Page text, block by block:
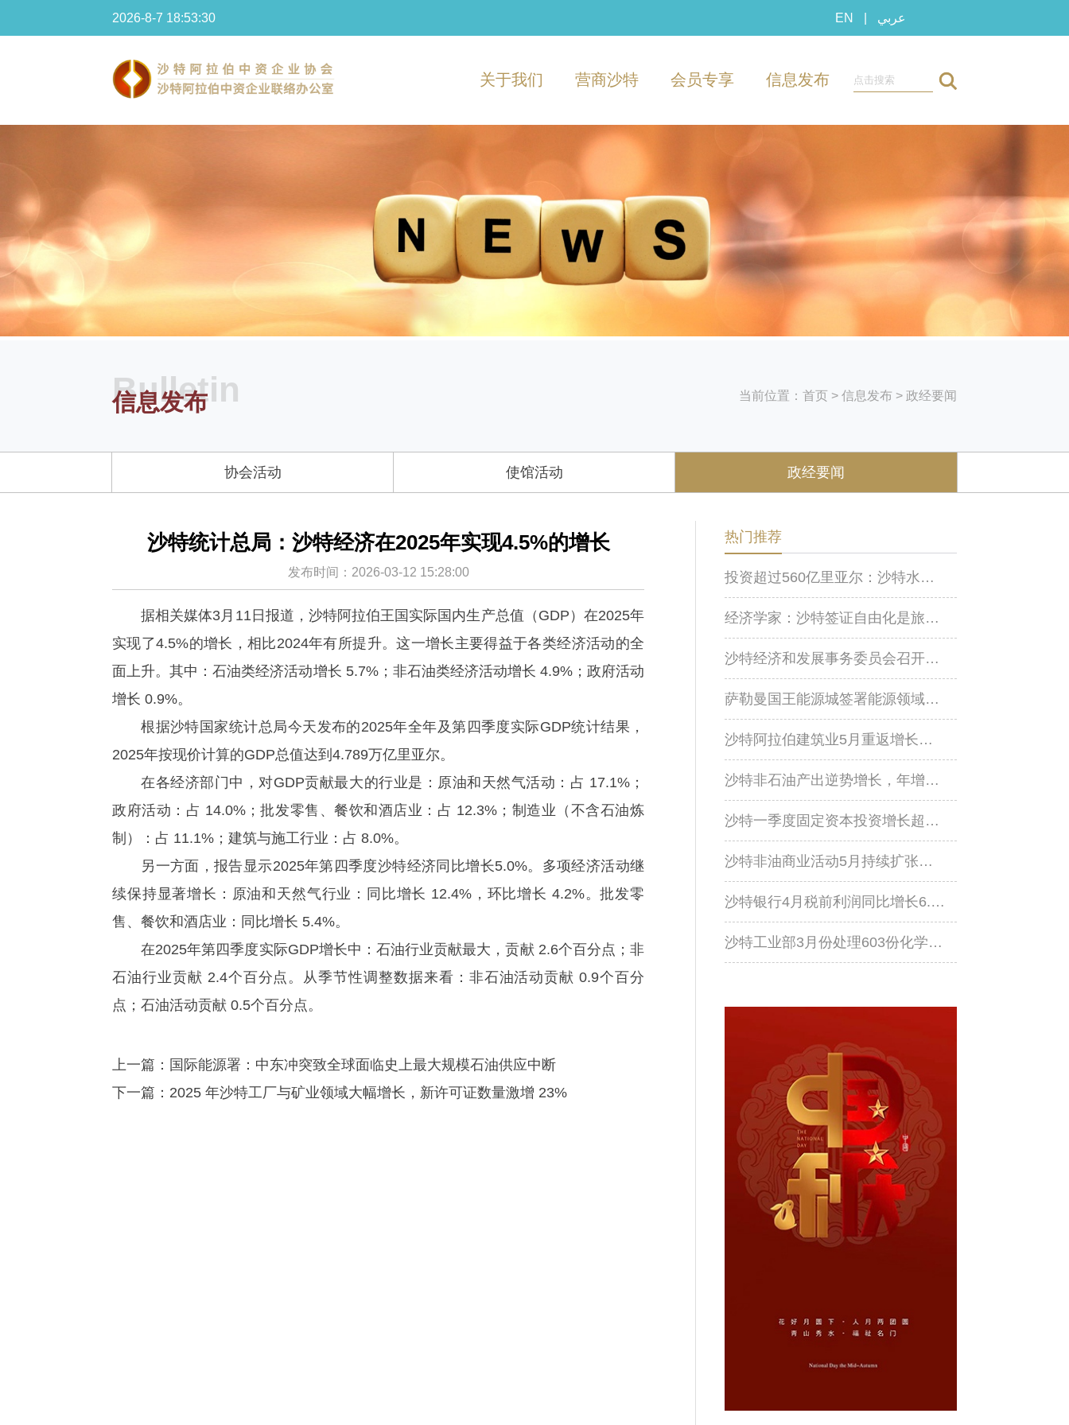
2026-8-7 18:53:31 EN عربي
关于我们 营商沙特 会员专享 信息发布
Bulletin
信息发布 当前位置： 首页> 信息发布 > 政经要闻
协会活动 使馆活动 政经要闻
沙特统计总局：沙特经济在2025年实现4.5%的增长
发布时间：2026-03-12 15:28:00
据相关媒体3月11日报道，沙特阿拉伯王国实际国内生产总值（GDP）在2025年
实现了4.5%的增长，相比2024年有所提升。这一增长主要得益于各类经济活动的全
面上升。其中：石油类经济活动增长 5.7%；非石油类经济活动增长 4.9%；政府活动
增长 0.9%。
根据沙特国家统计总局今天发布的2025年全年及第四季度实际GDP统计结果，
2025年按现价计算的GDP总值达到4.789万亿里亚尔。
在各经济部门中，对GDP贡献最大的行业是：原油和天然气活动：占 17.1%；
政府活动：占 14.0%；批发零售、餐饮和酒店业：占 12.3%；制造业（不含石油炼
制）：占 11.1%；建筑与施工行业：占 8.0%。
另一方面，报告显示2025年第四季度沙特经济同比增长5.0%。多项经济活动继
续保持显著增长：原油和天然气行业：同比增长 12.4%，环比增长 4.2%。批发零
售、餐饮和酒店业：同比增长 5.4%。
在2025年第四季度实际GDP增长中：石油行业贡献最大，贡献 2.6个百分点；非
石油行业贡献 2.4个百分点。从季节性调整数据来看：非石油活动贡献 0.9个百分
点；石油活动贡献 0.5个百分点。
上一篇： 国际能源署：中东冲突致全球面临史上最大规模石油供应中断
下一篇： 2025 年沙特工厂与矿业领域大幅增长，新许可证数量激增 23%
热门推荐
投资超过560亿里亚尔：沙特水务伙伴公司推动私营部门参与实现水资源可持续发展
经济学家：沙特签证自由化是旅游业增长的关键
沙特经济和发展事务委员会召开视频会议
萨勒曼国王能源城签署能源领域标准化及专业化厂房开发协议
沙特阿拉伯建筑业5月重返增长区间
沙特非石油产出逆势增长，年增幅达2.1%
沙特一季度固定资本投资增长超5%，达954亿美元
沙特非油商业活动5月持续扩张，PMI升至52.8
沙特银行4月税前利润同比增长6.1%，达到21亿美元
沙特工业部3月份处理603份化学品通关申请